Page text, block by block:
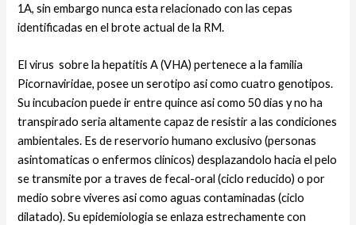
1A, sin embargo nunca esta relacionado con las cepas
identificadas en el brote actual de la RM.
El virus sobre la hepatitis A (VHA) pertenece a la familia
Picornaviridae, posee un serotipo asi­ como cuatro genotipos.
Su incubacion puede ir entre quince asi­ como 50 dias y no ha
transpirado seri­a altamente capaz de resistir a las condiciones
ambientales. Es de reservorio humano exclusivo (personas
asintomaticas o enfermos clinicos) desplazandolo hacia el pelo
se transmite por a traves de fecal-oral (ciclo reducido) o por
medio sobre vi­veres asi­ como aguas contaminadas (ciclo
dilatado). Su epidemiologia se enlaza estrechamente con